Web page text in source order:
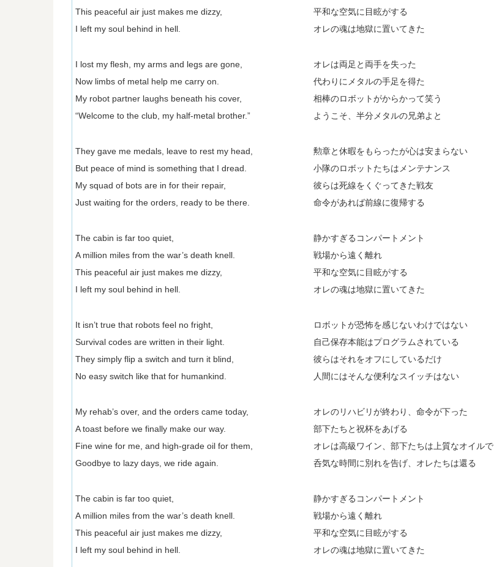
This peaceful air just makes me dizzy,
I left my soul behind in hell.
I lost my flesh, my arms and legs are gone,
Now limbs of metal help me carry on.
My robot partner laughs beneath his cover,
“Welcome to the club, my half-metal brother.”
They gave me medals, leave to rest my head,
But peace of mind is something that I dread.
My squad of bots are in for their repair,
Just waiting for the orders, ready to be there.
The cabin is far too quiet,
A million miles from the war’s death knell.
This peaceful air just makes me dizzy,
I left my soul behind in hell.
It isn’t true that robots feel no fright,
Survival codes are written in their light.
They simply flip a switch and turn it blind,
No easy switch like that for humankind.
My rehab’s over, and the orders came today,
A toast before we finally make our way.
Fine wine for me, and high-grade oil for them,
Goodbye to lazy days, we ride again.
The cabin is far too quiet,
A million miles from the war’s death knell.
This peaceful air just makes me dizzy,
I left my soul behind in hell.
平和な空気に目眩がする
オレの魂は地獄に置いてきた
オレは両足と両手を失った
代わりにメタルの手足を得た
相棒のロボットがからかって笑う
ようこそ、半分メタルの兄弟よと
勲章と休暇をもらったが心は安まらない
小隊のロボットたちはメンテナンス
彼らは死線をくぐってきた戦友
命令があれば前線に復帰する
静かすぎるコンパートメント
戦場から遠く離れ
平和な空気に目眩がする
オレの魂は地獄に置いてきた
ロボットが恐怖を感じないわけではない
自己保存本能はプログラムされている
彼らはそれをオフにしているだけ
人間にはそんな便利なスイッチはない
オレのリハビリが終わり、命令が下った
部下たちと祝杯をあげる
オレは高級ワイン、部下たちは上質なオイルで
呑気な時間に別れを告げ、オレたちは還る
静かすぎるコンパートメント
戦場から遠く離れ
平和な空気に目眩がする
オレの魂は地獄に置いてきた